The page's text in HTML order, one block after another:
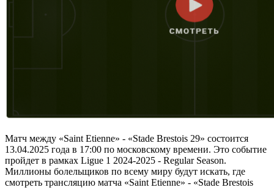
Матч между «Saint Etienne» - «Stade Brestois 29» состоится
13.04.2025 года в 17:00 по московскому времени. Это событие
пройдет в рамках Ligue 1 2024-2025 - Regular Season.
Миллионы болельщиков по всему миру будут искать, где
смотреть трансляцию матча «Saint Etienne» - «Stade Brestois